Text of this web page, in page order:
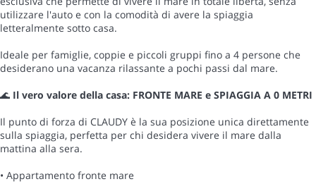
utilizzare l'auto e con la comodità di avere la spiaggia
letteralmente sotto casa.
Ideale per famiglie, coppie e piccoli gruppi fino a 4 persone che
desiderano una vacanza rilassante a pochi passi dal mare.
🌊 Il vero valore della casa: FRONTE MARE e SPIAGGIA A 0 METRI
Il punto di forza di CLAUDY è la sua posizione unica direttamente
sulla spiaggia, perfetta per chi desidera vivere il mare dalla
mattina alla sera.
• Appartamento fronte mare